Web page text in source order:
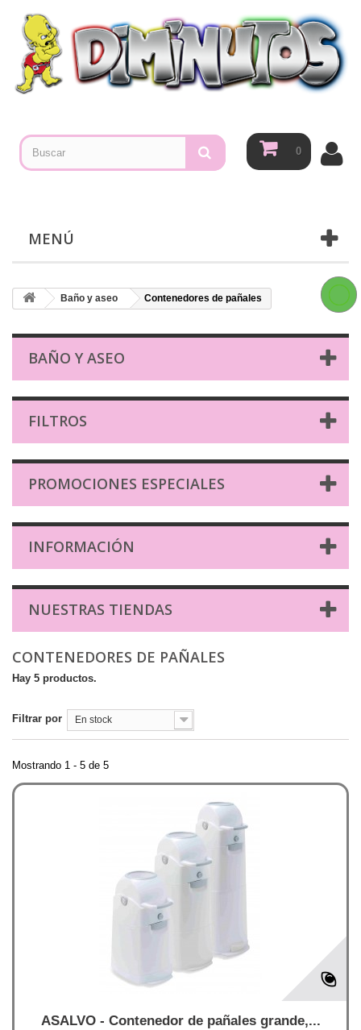
0
MENÚ
Baño y aseo Contenedores de pañales
BAÑO Y ASEO
FILTROS
PROMOCIONES ESPECIALES
INFORMACIÓN
NUESTRAS TIENDAS
CONTENEDORES DE PAÑALES
Hay 5 productos.
Filtrar por En stock
Mostrando 1 - 5 de 5
ASALVO - Contenedor de pañales grande,...